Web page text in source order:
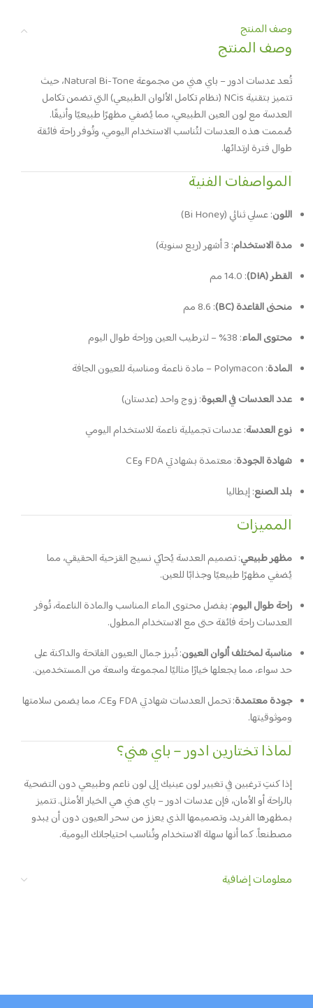
وصف المنتج
وصف المنتج
تُعد عدسات ادور – باي هني من مجموعة Natural Bi-Tone، حيث
تتميز بتقنية NCis (نظام تكامل الألوان الطبيعي) التي تضمن تكامل
العدسة مع لون العين الطبيعي، مما يُضفي مظهرًا طبيعيًا وأنيقًا.
صُممت هذه العدسات لتُناسب الاستخدام اليومي، وتُوفر راحة فائقة
طوال فترة ارتدائها.
المواصفات الفنية
اللون:عسلي ثنائي (Bi Honey)
مدة الاستخدام: 3 أشهر (ربع سنوية)
القطر (DIA)
: 14.0 مم
منحنى القاعدة (BC)
: 8.6 مم
محتوى الماء: 38% – لترطيب العين وراحة طوال اليوم
المادة: Polymacon – مادة ناعمة ومناسبة للعيون الجافة
عدد العدسات في العبوة:زوج واحد (عدستان)
نوع العدسة:عدسات تجميلية ناعمة للاستخدام اليومي
شهادة الجودة: معتمدة بشهادتي FDA وCE
بلد الصنع:إيطاليا
المميزات
مظهر طبيعي:تصميم العدسة يُحاكي نسيج القزحية الحقيقي، مما
يُضفي مظهرًا طبيعيًا وجذابًا للعين.
راحة طوال اليوم: بفضل محتوى الماء المناسب والمادة الناعمة، تُوفر
العدسات راحة فائقة حتى مع الاستخدام المطول.
مناسبة لمختلف ألوان العيون:تُبرز جمال العيون الفاتحة والداكنة على
حد سواء، مما يجعلها خيارًا مثاليًا لمجموعة واسعة من المستخدمين.
جودة معتمدة:
تحمل العدسات شهادتي FDA وCE، مما يضمن سلامتها
وموثوقيتها.
لماذا تختارين ادور – باي هني؟
إذا كنتِ ترغبين في تغيير لون عينيك إلى لون ناعم وطبيعي دون التضحية
بالراحة أو الأمان، فإن عدسات ادور – باي هني هي الخيار الأمثل.تتميز
بمظهرها الفريد، وتصميمها الذي يعزز من سحر العيون دون أن يبدو
مصطنعاً.كما أنها سهلة الاستخدام وتُناسب احتياجاتك اليومية.
معلومات إضافية